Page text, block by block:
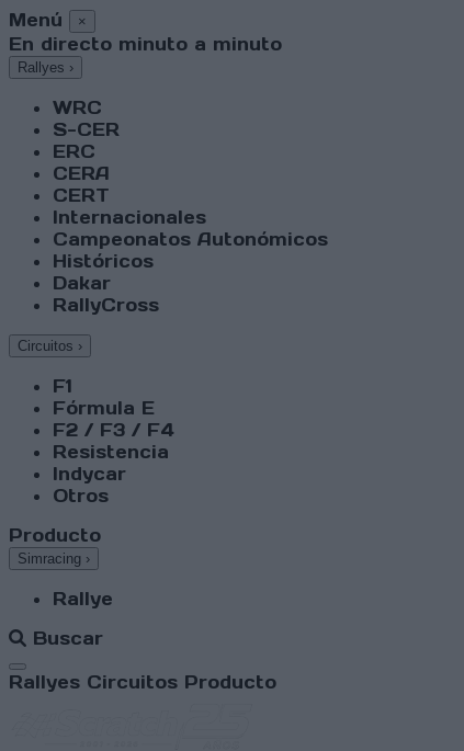
Menú ×
En directo minuto a minuto
Rallyes ›
WRC
S-CER
ERC
CERA
CERT
Internacionales
Campeonatos Autonómicos
Históricos
Dakar
RallyCross
Circuitos ›
F1
Fórmula E
F2 / F3 / F4
Resistencia
Indycar
Otros
Producto
Simracing ›
Rallye
Buscar
Abrir menú
Rallyes Circuitos Producto